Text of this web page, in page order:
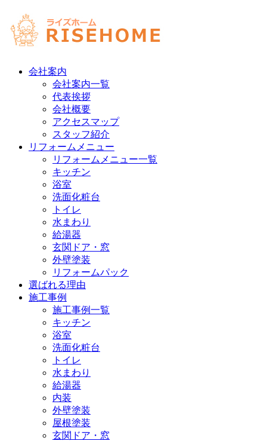
会社案内
会社案内一覧
代表挨拶
会社概要
アクセスマップ
スタッフ紹介
リフォームメニュー
リフォームメニュー一覧
キッチン
浴室
洗面化粧台
トイレ
水まわり
給湯器
玄関ドア・窓
外壁塗装
リフォームパック
選ばれる理由
施工事例
施工事例一覧
キッチン
浴室
洗面化粧台
トイレ
水まわり
給湯器
内装
外壁塗装
屋根塗装
玄関ドア・窓